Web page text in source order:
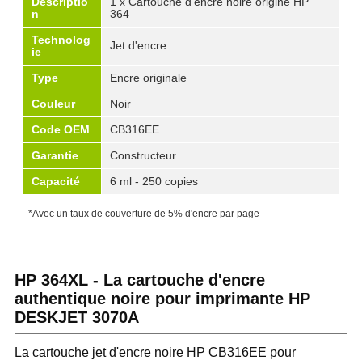
n
364
Technolog
ie
Jet d'encre
Type
Encre originale
Couleur
Noir
Code OEM
CB316EE
Garantie
Constructeur
Capacité
6 ml - 250 copies
*Avec un taux de couverture de 5% d'encre par page
HP 364XL - La cartouche d'encre
authentique noire pour imprimante HP
DESKJET 3070A
La cartouche jet d'encre noire HP CB316EE pour